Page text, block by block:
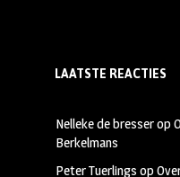
LAATSTE REACTIES
Nelleke de bresserop
Berkelmans
Peter Tuerlings op